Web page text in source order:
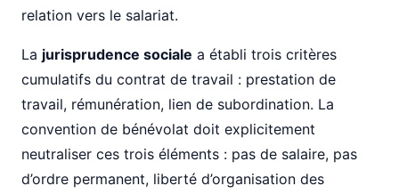
relation vers le salariat.
La jurisprudence sociale a établi trois critères
cumulatifs du contrat de travail : prestation de
travail, rémunération, lien de subordination. La
convention de bénévolat doit explicitement
neutraliser ces trois éléments : pas de salaire, pas
d’ordre permanent, liberté d’organisation des